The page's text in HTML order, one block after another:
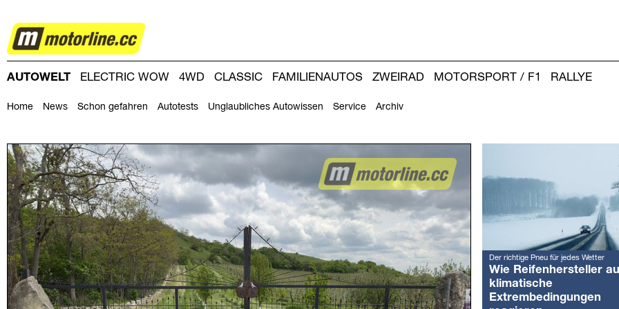
AUTOWELT
AUTOWELT
Home News Schon gefahren Autotests Unglaubliches Autowissen Service Archiv
ELECTRIC WOW 4WD CLASSIC FAMILIENAUTOS ZWEIRAD MOTORSPORT / F1
RALLYE
Der richtige Pneu für jedes Wetter
Wie Reifenhersteller
klimatische
Extrembedingungen